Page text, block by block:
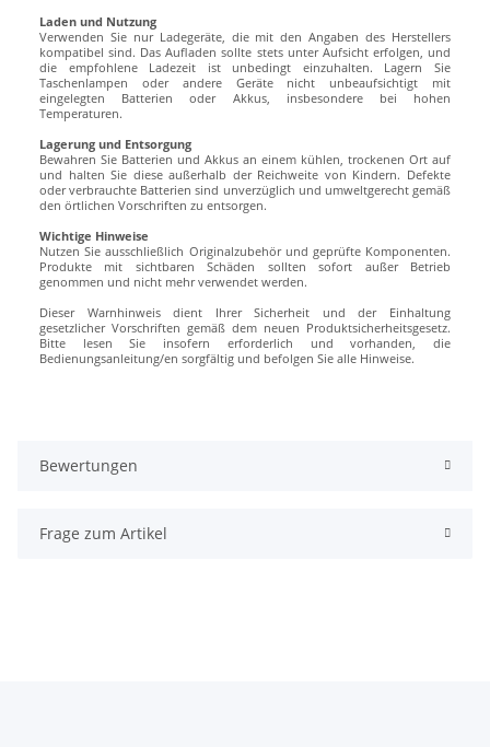
Laden und Nutzung
Verwenden Sie nur Ladegeräte, die mit den Angaben des Herstellers
kompatibel sind. Das Aufladen sollte stets unter Aufsicht erfolgen, und
die empfohlene Ladezeit ist unbedingt einzuhalten. Lagern Sie
Taschenlampen oder andere Geräte nicht unbeaufsichtigt mit
eingelegten Batterien oder Akkus, insbesondere bei hohen
Temperaturen.
Lagerung und Entsorgung
Bewahren Sie Batterien und Akkus an einem kühlen, trockenen Ort auf
und halten Sie diese außerhalb der Reichweite von Kindern. Defekte
oder verbrauchte Batterien sind unverzüglich und umweltgerecht gemäß
den örtlichen Vorschriften zu entsorgen.
Wichtige Hinweise
Nutzen Sie ausschließlich Originalzubehör und geprüfte Komponenten.
Produkte mit sichtbaren Schäden sollten sofort außer Betrieb
genommen und nicht mehr verwendet werden.
Dieser Warnhinweis dient Ihrer Sicherheit und der Einhaltung
gesetzlicher Vorschriften gemäß dem neuen Produktsicherheitsgesetz.
Bitte lesen Sie insofern erforderlich und vorhanden, die
Bedienungsanleitung/en sorgfältig und befolgen Sie alle Hinweise.
Bewertungen
Frage zum Artikel